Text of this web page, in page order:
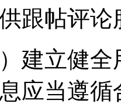
跟帖评论
）建立健
应当遵